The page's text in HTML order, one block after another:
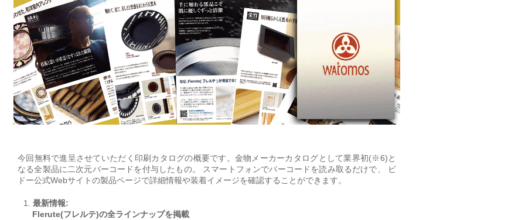
今回無料で進呈させていただく印刷カタログの概要です。金物メーカーカタログとして業界初(※6)と
なる全製品に二次元バーコードを付与したもの。 スマートフォンでバーコードを読み取るだけで、 ビ
ドー公式Webサイトの製品ページで詳細情報や装着イメージを確認することができます。
1.最新情報:
Flerute(フレルテ)の全ラインナップを掲載